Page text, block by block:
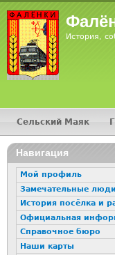
История,
Главное
Сельский Маяк
16+
Навигация
Мой профиль
Замечательные люди
История посёлка и
Официальная
Справочное бюро
Наши карты